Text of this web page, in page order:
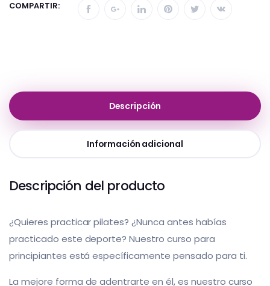
COMPARTIR:
Descripción
Información adicional
Descripción del producto
¿Quieres practicar pilates? ¿Nunca antes habías
practicado este deporte? Nuestro curso para
principiantes está específicamente pensado para ti.
La mejore forma de adentrarte en él, es nuestro curso